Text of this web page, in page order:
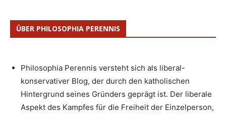
ÜBER PHILOSOPHIA PERENNIS
Philosophia Perennis versteht sich als liberal-
konservativer Blog, der durch den katholischen
Hintergrund seines Gründers geprägt ist. Der liberale
Aspekt des Kampfes für die Freiheit der Einzelperson,